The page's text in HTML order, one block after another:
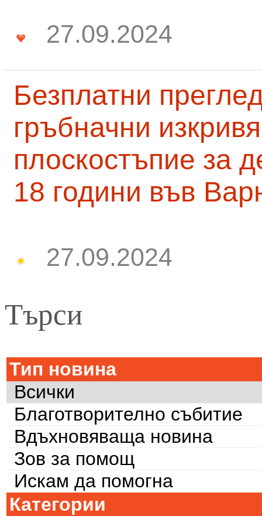
27.09.2024
Безплатни
гръбначни
плоскостъпие за
18 години във
27.09.2024
Търси
Тип новина
Всички
Благотворително събитие
Вдъхновяваща новина
Зов за помощ
Искам да помогна
Категории